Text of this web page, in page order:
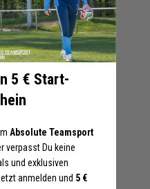
anzeigen
Filialpreisen abweichen
legen
DETAILS
5 € Start-
Absolute Teamsport
verpasst Du keine
und exklusiven
anmelden und 5 €